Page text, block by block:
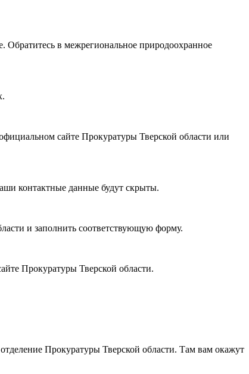
Обратитесь в межрегиональное природоохранное
сайте Прокуратуры Тверской области или
контактные данные будут скрыты.
и заполнить соответствующую форму.
Прокуратуры Тверской области.
Прокуратуры Тверской области. Там вам окажут